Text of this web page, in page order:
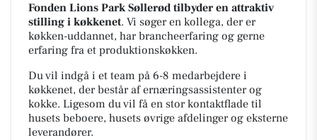
Fonden Lions Park Søllerød tilbyder en attraktiv
stilling i køkkenet. Vi søger en kollega, der er
køkken-uddannet, har brancheerfaring og gerne
erfaring fra et produktionskøkken.
Du vil indgå i et team på 6-8 medarbejdere i
køkkenet, der består af ernæringsassistenter og
kokke. Ligesom du vil få en stor kontaktflade til
husets beboere, husets øvrige afdelinger og eksterne
leverandører.